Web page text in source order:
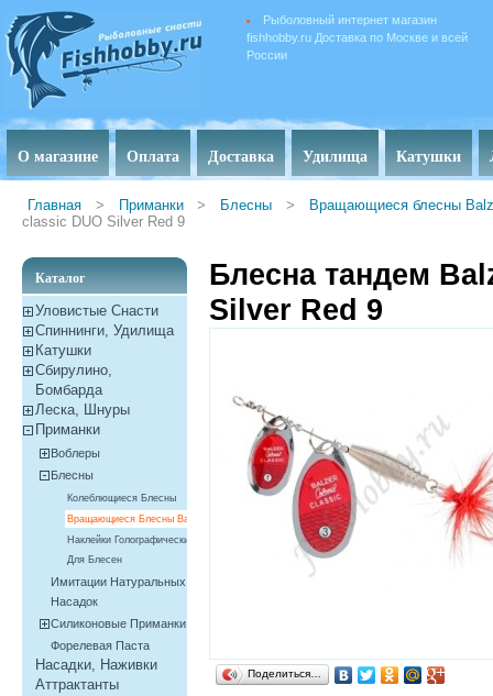
Рыболовный интернет магазин
fishhobby.ru Доставка по Москве и всей
России
О магазине Оплата Доставка Удилища Катушки
Главная > Приманки > Блесны >
Вращающиеся блесны
classic DUO Silver Red 9
Каталог
Уловистые Снасти
Спиннинги, Удилища
Катушки
Сбирулино,
Бомбарда
Леска, Шнуры
Приманки
Воблеры
Блесны
Колеблющиеся Блесны
Вращающиеся Блесны Balzer
Наклейки Голографические
Для Блесен
Имитации Натуральных
Насадок
Силиконовые Приманки
Форелевая Паста
Насадки, Наживки
Aттрактанты
Блесна тандем
Silver Red 9
Поделиться…